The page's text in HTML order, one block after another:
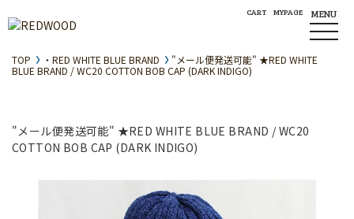
CART MYPAGE MENU
TOP ・RED WHITE BLUE BRAND
"メール便発送可能" ★RED WHITE
BLUE BRAND / WC20 COTTON BOB CAP (DARK INDIGO)
"メール便発送可能" ★RED WHITE BLUE BRAND / WC20
COTTON BOB CAP (DARK INDIGO)